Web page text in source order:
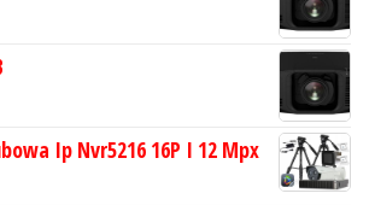
Ip Nvr5216 16P I 12 Mpx